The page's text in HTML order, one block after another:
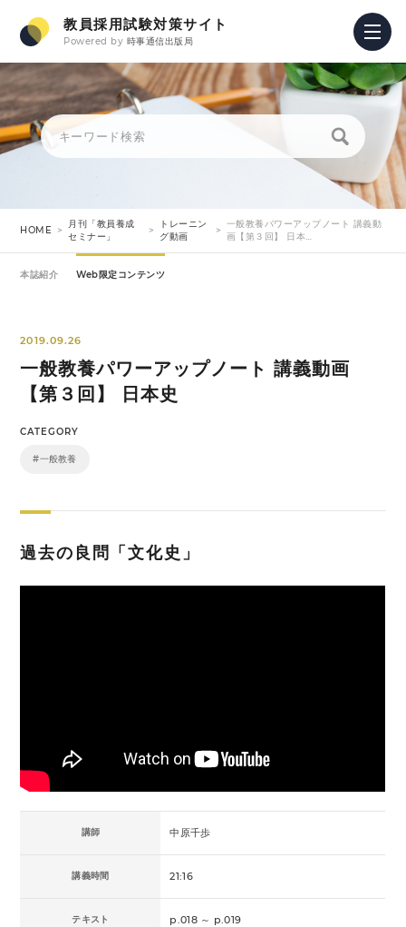
教員採用試験対策サイト
Powered by 時事通信出版局
HOME
月刊「教員養成
セミナー」
トレーニン
グ動画
一般教養パワーアップノート 講義動
画【第３回】 日本…
本誌紹介 Web限定コンテンツ
2019.09.26
一般教養パワーアップノート 講義動画
【第３回】 日本史
CATEGORY
#一般教養
過去の良問「文化史」
講師 中原千歩
講義時間 21:16
テキスト p.018 ～ p.019